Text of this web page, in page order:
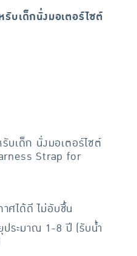
บเด็กนั่งมอเตอร์ไซต์
บเด็ก นั่งมอเตอร์ไซต์
Strap for
ศได้ดี ไม่อับชื้น
ประมาณ 1-8 ปี (รับน้ำ